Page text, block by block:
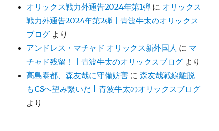
オリックス戦力外通告2024年第1弾 に オリックス
戦力外通告2024年第2弾 | 青波牛太のオリックス
ブログ より
アンドレス・マチャド オリックス新外国人 に マ
チャド残留！ | 青波牛太のオリックスブログ より
高島泰都、森友哉に守備妨害 に森友哉戦線離脱
もCSへ望み繋いだ | 青波牛太のオリックスブログ
より